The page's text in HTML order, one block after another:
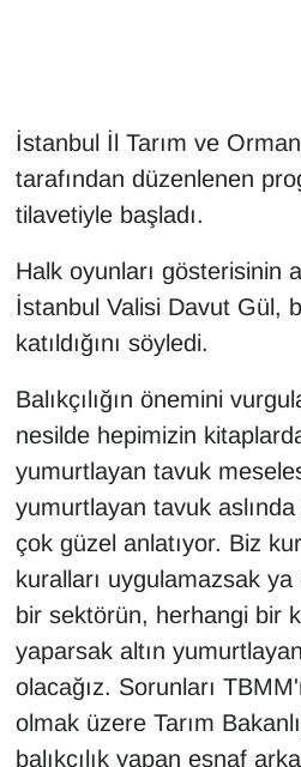
İstanbul İl Tarım ve
tarafından düzenlenen
tilavetiyle başladı.
Halk oyunları gösterisinin
İstanbul Valisi Davut Gül,
katıldığını söyledi.
Balıkçılığın önemini
nesilde hepimizin
yumurtlayan tavuk
yumurtlayan tavuk aslında
çok güzel anlatıyor. Biz
kuralları uygulamazsak
bir sektörün, herhangi bir
yaparsak altın
olacağız. Sorunları
olmak üzere Tarım
balıkçılık yapan esnaf
HABERDE İNSAN
İngilizce
Kadın
Kamu Alımları
Kim Kimdir?
Kültür & Sanat
KURDÎ
MAGAZİN
MEDYA
ONE EKONOMİ